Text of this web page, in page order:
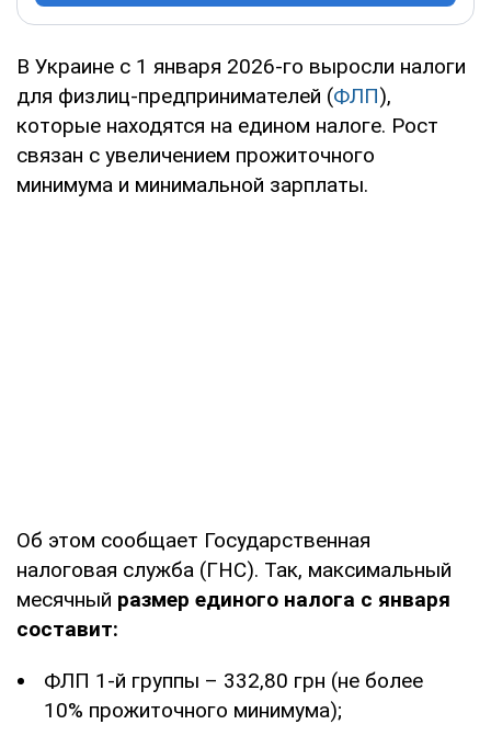
В Украине с 1 января 2026-го выросли налоги
для физлиц-предпринимателей (ФЛП),
которые находятся на едином налоге. Рост
связан с увеличением прожиточного
минимума и минимальной зарплаты.
Об этом сообщает Государственная
налоговая служба (ГНС). Так, максимальный
месячный размер единого налога с января
составит:
ФЛП 1-й группы – 332,80 грн (не более
10% прожиточного минимума);